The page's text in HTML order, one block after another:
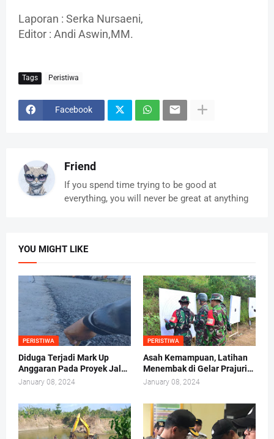
Laporan : Serka Nursaeni,
Editor : Andi Aswin,MM.
Tags Peristiwa
Facebook
Friend
If you spend time trying to be good at
everything, you will never be great at anything
YOU MIGHT LIKE
PERISTIWA
Diduga Terjadi Mark Up
Anggaran Pada Proyek Jalan
Beton, Ini Kata Ruslan
January 08, 2024
PERISTIWA
Asah Kemampuan, Latihan
Menembak di Gelar Prajurit
TNI 141/Tp
January 08, 2024